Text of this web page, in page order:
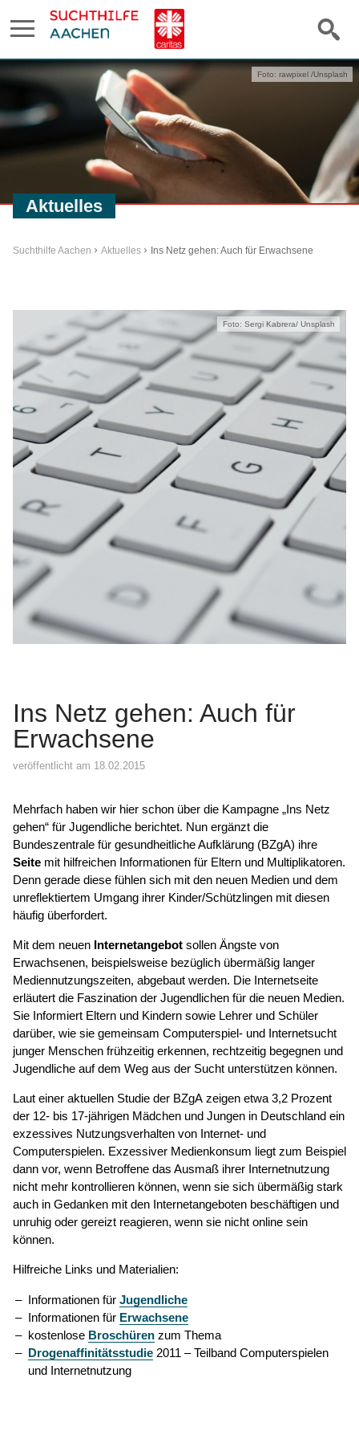
Aktuelles
Foto: rawpixel /Unsplash
Suchthilfe Aachen Aktuelles Ins Netz gehen: Auch für Erwachsene
Ins Netz gehen: Auch für
Erwachsene
veröffentlicht am 18.02.2015
Mehrfach haben wir hier schon über die Kampagne „Ins Netz
gehen“ für Jugendliche berichtet. Nun ergänzt die
Bundeszentrale für gesundheitliche Aufklärung (BZgA) ihre
Seite mit hilfreichen Informationen für Eltern und Multiplikatoren.
Denn gerade diese fühlen sich mit den neuen Medien und dem
unreflektiertem Umgang ihrer Kinder/Schützlingen mit diesen
häufig überfordert.
Mit dem neuen Internetangebot sollen Ängste von
Erwachsenen, beispielsweise bezüglich übermäßig langer
Mediennutzungszeiten, abgebaut werden. Die Internetseite
erläutert die Faszination der Jugendlichen für die neuen Medien.
Sie Informiert Eltern und Kindern sowie Lehrer und Schüler
darüber, wie sie gemeinsam Computerspiel- und Internetsucht
junger Menschen frühzeitig erkennen, rechtzeitig begegnen und
Jugendliche auf dem Weg aus der Sucht unterstützen können.
Laut einer aktuellen Studie der BZgA zeigen etwa 3,2 Prozent
der 12- bis 17-jährigen Mädchen und Jungen in Deutschland ein
exzessives Nutzungsverhalten von Internet- und
Computerspielen. Exzessiver Medienkonsum liegt zum Beispiel
dann vor, wenn Betroffene das Ausmaß ihrer Internetnutzung
nicht mehr kontrollieren können, wenn sie sich übermäßig stark
auch in Gedanken mit den Internetangeboten beschäftigen und
unruhig oder gereizt reagieren, wenn sie nicht online sein
können.
Hilfreiche Links und Materialien:
Informationen fürJugendliche
Informationen für Erwachsene
kostenlose Broschüren zum Thema
Drogenaffinitätsstudie 2011 – Teilband Computerspielen
und Internetnutzung
Foto: Sergi Kabrera/ Unsplash